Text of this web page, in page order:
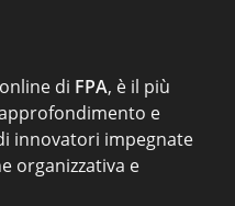
di FPA, è il più
e
innovatori impegnate
organizzativa e